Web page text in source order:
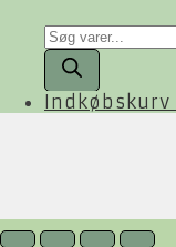
Products
search
Indkøbskurv